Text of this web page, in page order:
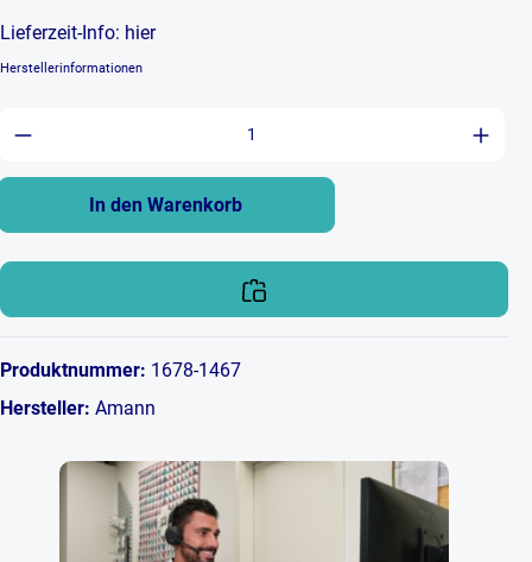
Lieferzeit-Info: hier
Herstellerinformationen
Anzahl: Gib den gewünschten Wert
In den Warenkorb
Produktnummer: 1678-1467
Hersteller: Amann